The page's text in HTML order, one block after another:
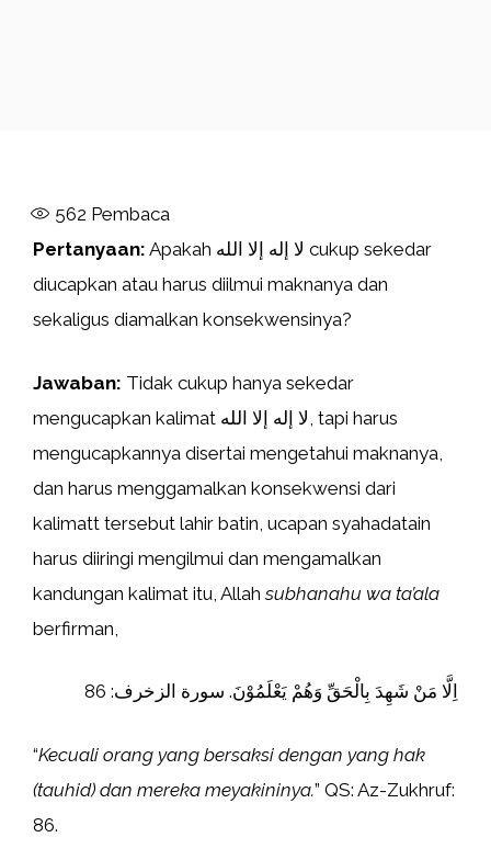
562 Pembaca
Pertanyaan: Apakah لا إله إلا الله cukup sekedar
diucapkan atau harus diilmui maknanya dan
sekaligus diamalkan konsekwensinya?
Jawaban: Tidak cukup hanya sekedar
mengucapkan kalimat لا إله إلا الله, tapi harus
mengucapkannya disertai mengetahui maknanya,
dan harus menggamalkan konsekwensi dari
kalimatt tersebut lahir batin, ucapan syahadatain
harus diiringi mengilmui dan mengamalkan
kandungan kalimat itu, Allahsubhanahu wa ta’ala
berfirman,
اِلَّا مَنْ شَهِدَ بِالْحَقِّ وَهُمْ يَعْلَمُوْنَ. سورة الزخرف: 86
“Kecuali orang yang bersaksi dengan yang hak
(tauhid) dan mereka meyakininya.” QS: Az-Zukhruf:
86.